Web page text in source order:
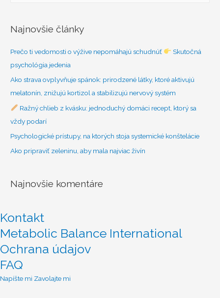
d
ť
:
Najnovšie články
Prečo ti vedomosti o výžive nepomáhajú schudnúť
Skutočná
psychológia jedenia
Ako strava ovplyvňuje spánok: prirodzené látky, ktoré aktivujú
melatonín, znižujú kortizol a stabilizujú nervový systém
Ražný chlieb z kvásku: jednoduchý domáci recept, ktorý sa
vždy podarí
Psychologické prístupy, na ktorých stoja systemické konštelácie
Ako pripraviť zeleninu, aby mala najviac živín
Najnovšie komentáre
Kontakt
Metabolic Balance International
Ochrana údajov
FAQ
Scroll
Napíšte mi Zavolajte mi